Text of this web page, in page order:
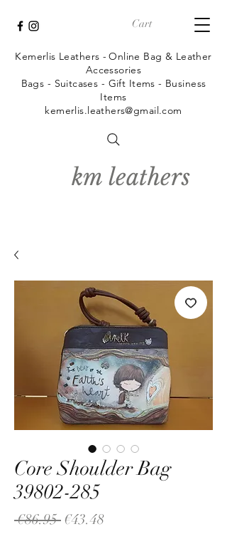
Cart
km leathers
Kemerlis Leathers - Online Bag & Leather
Accessories
Bags - Suitcases - Gift Items - Business
Items
kemerlis.leathers@gmail.com
Core Shoulder Bag
39802-285
€86.95 Regular
€43.48Sale